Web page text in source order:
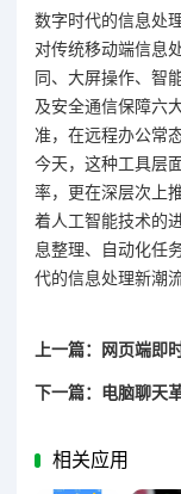
数字时代的信息处
对传统移动端信息
同、大屏操作、智
及安全通信保障六
准，在远程办公常
今天，这种工具层
率，更在深层次上
着人工智能技术的
息整理、自动化任
代的信息处理新潮流
上一篇：网页端即
下一篇：电脑聊天
相关应用